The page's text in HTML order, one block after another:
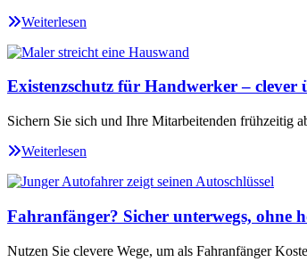
Weiterlesen
Existenzschutz für Handwerker – clever
Sichern Sie sich und Ihre Mitarbeitenden frühzeitig
Weiterlesen
Fahranfänger? Sicher unterwegs, ohne
Nutzen Sie clevere Wege, um als Fahranfänger